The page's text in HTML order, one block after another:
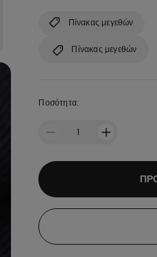
Πίνακας μεγεθών
Πίνακας μεγεθών
Ποσότητα:
1